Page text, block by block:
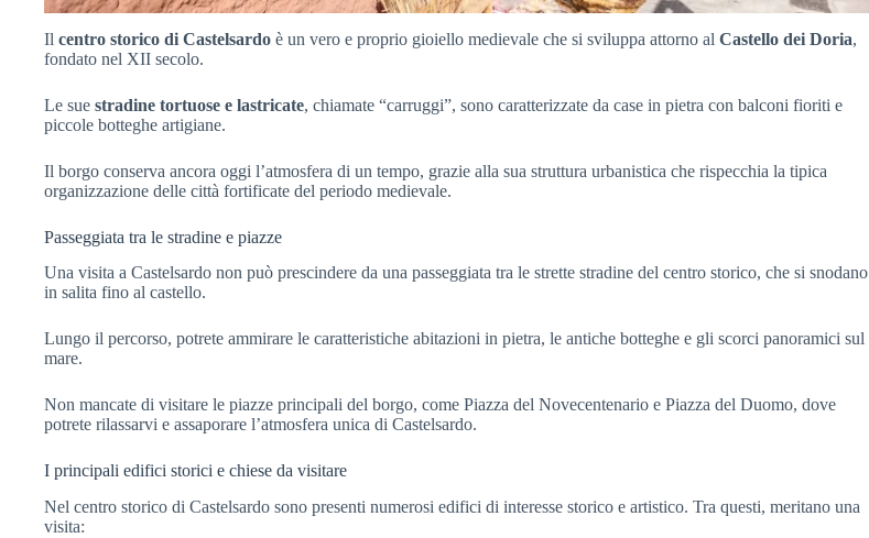
Il centro storico di Castelsardo è un vero e proprio gioiello medievale che si sviluppa attorno al Castello dei Doria,
fondato nel XII secolo.
Le sue stradine tortuose e lastricate, chiamate “carruggi”, sono caratterizzate da case in pietra con balconi fioriti e
piccole botteghe artigiane.
Il borgo conserva ancora oggi l’atmosfera di un tempo, grazie alla sua struttura urbanistica che rispecchia la tipica
organizzazione delle città fortificate del periodo medievale.
Passeggiata tra le stradine e piazze
Una visita a Castelsardo non può prescindere da una passeggiata tra le strette stradine del centro storico, che si snodano
in salita fino al castello.
Lungo il percorso, potrete ammirare le caratteristiche abitazioni in pietra, le antiche botteghe e gli scorci panoramici sul
mare.
Non mancate di visitare le piazze principali del borgo, come Piazza del Novecentenario e Piazza del Duomo, dove
potrete rilassarvi e assaporare l’atmosfera unica di Castelsardo.
I principali edifici storici e chiese da visitare
Nel centro storico di Castelsardo sono presenti numerosi edifici di interesse storico e artistico. Tra questi, meritano una
visita: